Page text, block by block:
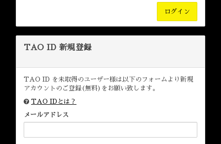
TAO ID 新規登録
TAO ID を未取得のユーザー様は以下のフォームより新規
アカウントのご登録(無料)をお願い致します。
TAO IDとは？
メールアドレス